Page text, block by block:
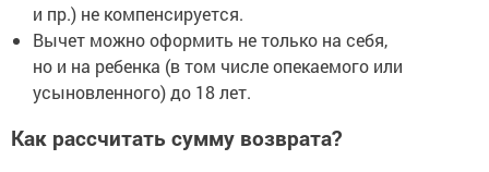
и пр.) не компенсируется.
Вычет можно оформить не только на себя,
но и на ребенка (в том числе опекаемого или
усыновленного) до 18 лет.
Как рассчитать сумму возврата?